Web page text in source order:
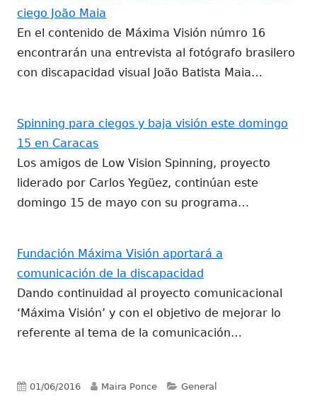
ciego João Maia
En el contenido de Máxima Visión númro 16
encontrarán una entrevista al fotógrafo brasilero
con discapacidad visual João Batista Maia…
Spinning para ciegos y baja visión este domingo
15 en Caracas
Los amigos de Low Vision Spinning, proyecto
liderado por Carlos Yegüez, continúan este
domingo 15 de mayo con su programa…
Fundación Máxima Visión aportará a
comunicación de la discapacidad
Dando continuidad al proyecto comunicacional
‘Máxima Visión’ y con el objetivo de mejorar lo
referente al tema de la comunicación…
Publicado
01/06/2016 Autor
Maira Ponce Categorías
General